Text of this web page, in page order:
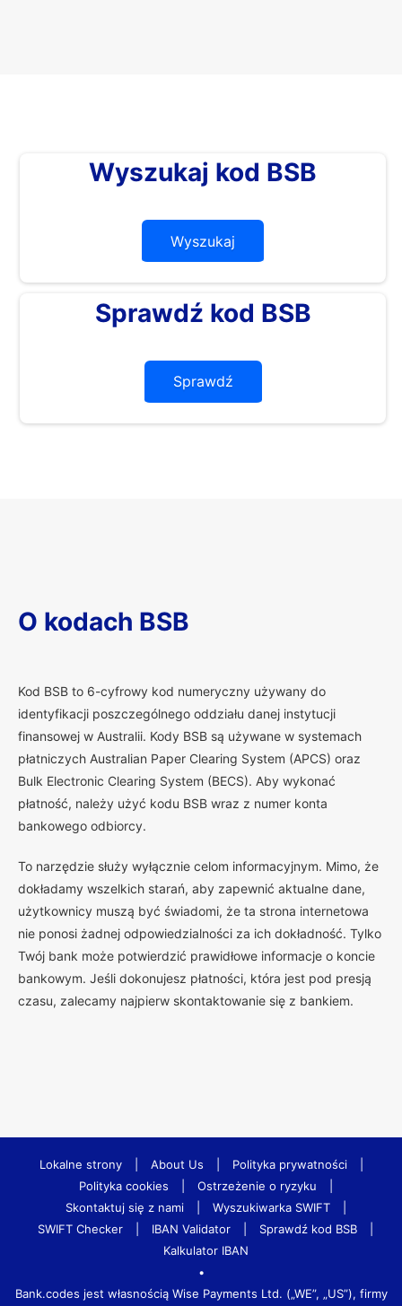
Wyszukaj kod BSB
Wyszukaj
Sprawdź kod BSB
Sprawdź
O kodach BSB
Kod BSB to 6-cyfrowy kod numeryczny używany do
identyfikacji poszczególnego oddziału danej instytucji
finansowej w Australii. Kody BSB są używane w systemach
płatniczych Australian Paper Clearing System (APCS) oraz
Bulk Electronic Clearing System (BECS). Aby wykonać
płatność, należy użyć kodu BSB wraz z numer konta
bankowego odbiorcy.
To narzędzie służy wyłącznie celom informacyjnym. Mimo, że
dokładamy wszelkich starań, aby zapewnić aktualne dane,
użytkownicy muszą być świadomi, że ta strona internetowa
nie ponosi żadnej odpowiedzialności za ich dokładność. Tylko
Twój bank może potwierdzić prawidłowe informacje o koncie
bankowym. Jeśli dokonujesz płatności, która jest pod presją
czasu, zalecamy najpierw skontaktowanie się z bankiem.
Lokalne strony About Us Polityka prywatności
Polityka cookies
Ostrzeżenie o ryzyku
Skontaktuj się z nami
Wyszukiwarka SWIFT
SWIFT Checker
IBAN Validator Sprawdź kod BSB
Kalkulator IBAN
•
Bank.codes jest własnością Wise Payments Ltd. („WE”, „US”), firmy